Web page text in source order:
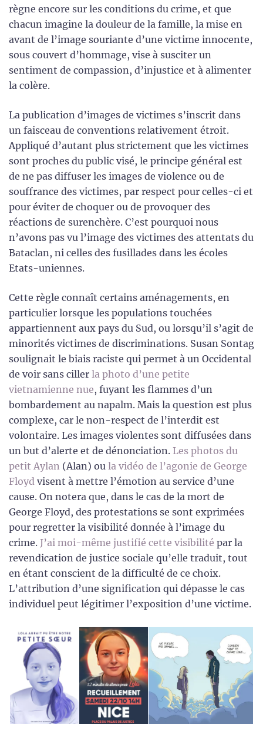
règne encore sur les conditions du crime, et que
chacun imagine la douleur de la famille, la mise en
avant de l’image souriante d’une victime innocente,
sous couvert d’hommage, vise à susciter un
sentiment de compassion, d’injustice et à alimenter
la colère.
La publication d’images de victimes s’inscrit dans
un faisceau de conventions relativement étroit.
Appliqué d’autant plus strictement que les victimes
sont proches du public visé, le principe général est
de ne pas diffuser les images de violence ou de
souffrance des victimes, par respect pour celles-ci et
pour éviter de choquer ou de provoquer des
réactions de surenchère. C’est pourquoi nous
n’avons pas vu l’image des victimes des attentats du
Bataclan, ni celles des fusillades dans les écoles
Etats-uniennes.
Cette règle connaît certains aménagements, en
particulier lorsque les populations touchées
appartiennent aux pays du Sud, ou lorsqu’il s’agit de
minorités victimes de discriminations. Susan Sontag
soulignait le biais raciste qui permet à un Occidental
de voir sans ciller la photo d’une petite
vietnamienne nue, fuyant les flammes d’un
bombardement au napalm. Mais la question est plus
complexe, car le non-respect de l’interdit est
volontaire. Les images violentes sont diffusées dans
un but d’alerte et de dénonciation. Les photos du
petit Aylan (Alan) ou la vidéo de l’agonie de George
Floyd visent à mettre l’émotion au service d’une
cause. On notera que, dans le cas de la mort de
George Floyd, des protestations se sont exprimées
pour regretter la visibilité donnée à l’image du
crime. J’ai moi-même justifié cette visibilité par la
revendication de justice sociale qu’elle traduit, tout
en étant conscient de la difficulté de ce choix.
L’attribution d’une signification qui dépasse le cas
individuel peut légitimer l’exposition d’une victime.